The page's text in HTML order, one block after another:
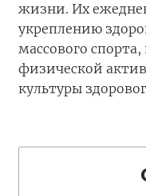
жизни. Их
укреплению
массового
физической
культуры